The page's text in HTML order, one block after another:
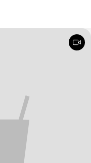
Una torta
dolce e raffinato a